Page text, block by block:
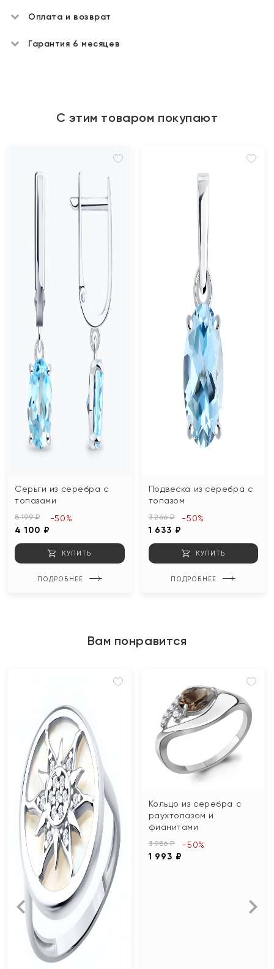
Оплата и возврат
Гарантия 6 месяцев
С этим товаром покупают
Серьги из серебра с
топазами
8 199 ₽
4 100 ₽
-50%
КУПИТЬ
ПОДРОБНЕЕ
Подвеска из серебра с
топазом
3 266 ₽
1 633 ₽
-50%
КУПИТЬ
ПОДРОБНЕЕ
Вам понравится
Кольцо из серебра с
раухтопазом и
фианитами
3 986 ₽
1 993 ₽
-50%